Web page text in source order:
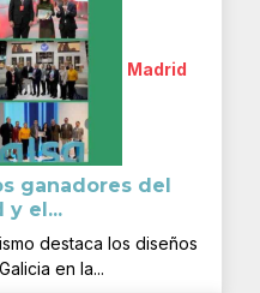
Madrid
ganadores del
y el...
destaca los diseños
en la...